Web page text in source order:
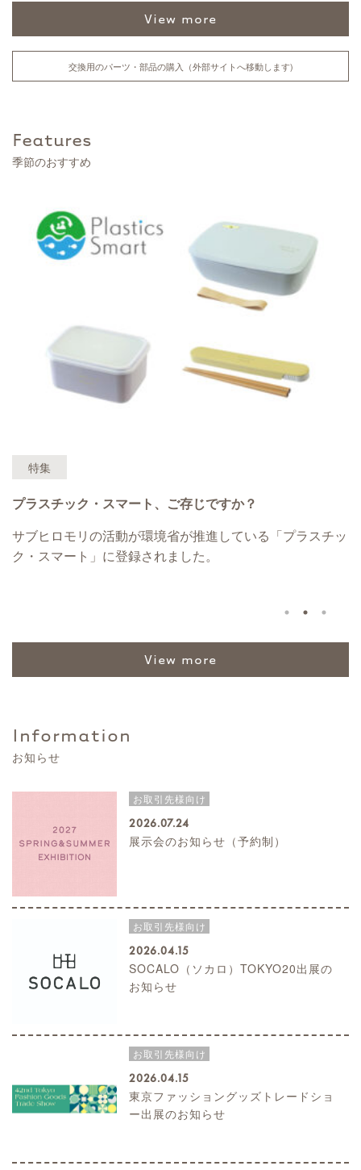
view more
交換用のパーツ・部品の購入（外部サイトへ移動します)
Features
季節のおすすめ
特集
プラスチック・スマート、ご存じですか？
サブヒロモリの活動が環境省が推進している「プラスチッ
ク・スマート」に登録されました。
view more
Information
お知らせ
お取引先様向け
2026.07.24
展示会のお知らせ（予約制）
お取引先様向け
2026.04.15
SOCALO（ソカロ）TOKYO20出展の
お知らせ
お取引先様向け
2026.04.15
東京ファッショングッズトレードショ
ー出展のお知らせ